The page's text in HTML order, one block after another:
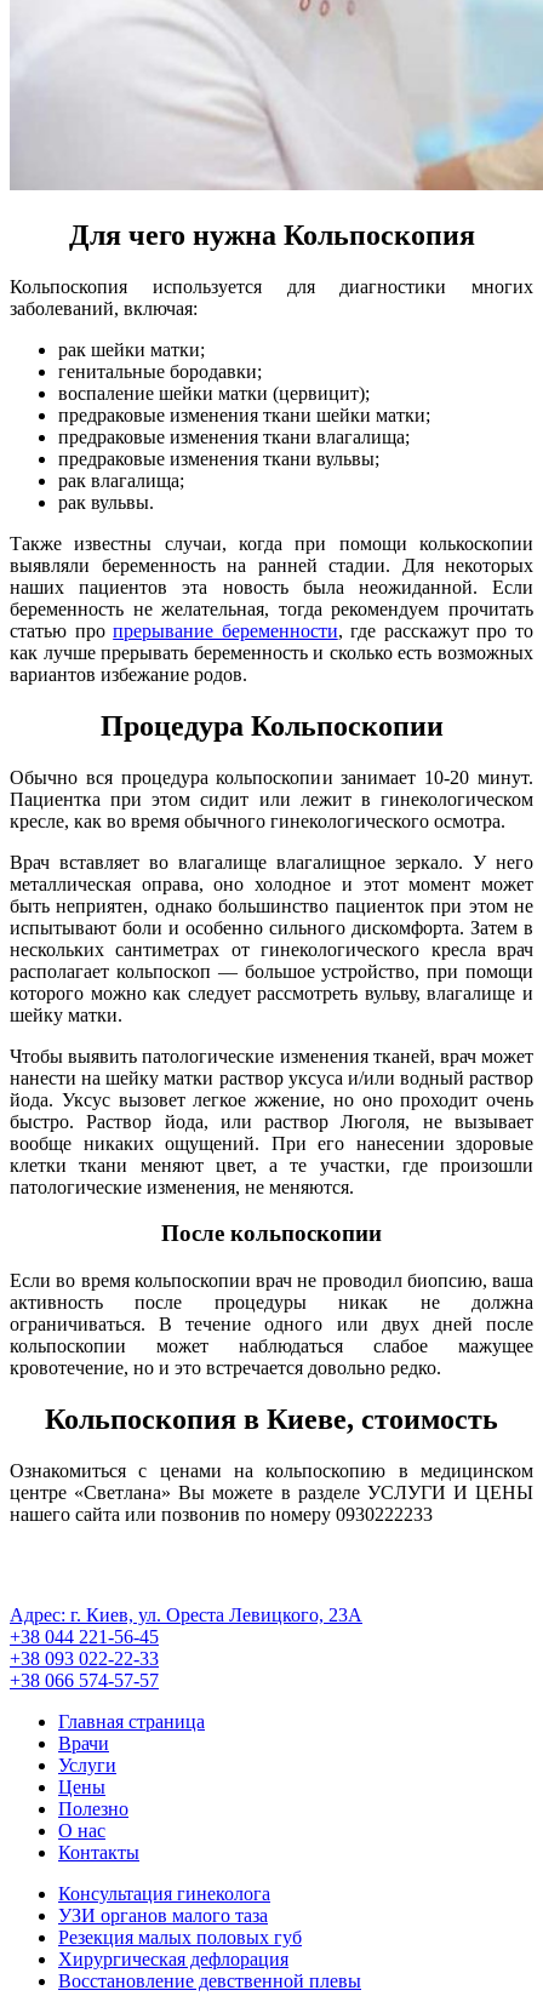
Для чего нужна Кольпоскопия
Кольпоскопия используется для диагностики многих
заболеваний, включая:
рак шейки матки;
генитальные бородавки;
воспаление шейки матки (цервицит);
предраковые изменения ткани шейки матки;
предраковые изменения ткани влагалища;
предраковые изменения ткани вульвы;
рак влагалища;
рак вульвы.
Также известны случаи, когда при помощи колькоскопии
выявляли беременность на ранней стадии. Для некоторых
наших пациентов эта новость была неожиданной. Если
беременность не желательная, тогда рекомендуем прочитать
статью пропрерывание беременности, где расскажут про то
как лучше прерывать беременность и сколько есть возможных
вариантов избежание родов.
Процедура Кольпоскопии
Обычно вся процедура кольпоскопии занимает 10-20 минут.
Пациентка при этом сидит или лежит в гинекологическом
кресле, как во время обычного гинекологического осмотра.
Врач вставляет во влагалище влагалищное зеркало. У него
металлическая оправа, оно холодное и этот момент может
быть неприятен, однако большинство пациенток при этом не
испытывают боли и особенно сильного дискомфорта. Затем в
нескольких сантиметрах от гинекологического кресла врач
располагает кольпоскоп — большое устройство, при помощи
которого можно как следует рассмотреть вульву, влагалище и
шейку матки.
Чтобы выявить патологические изменения тканей, врач может
нанести на шейку матки раствор уксуса и/или водный раствор
йода. Уксус вызовет легкое жжение, но оно проходит очень
быстро. Раствор йода, или раствор Люголя, не вызывает
вообще никаких ощущений. При его нанесении здоровые
клетки ткани меняют цвет, а те участки, где произошли
патологические изменения, не меняются.
После кольпоскопии
Если во время кольпоскопии врач не проводил биопсию, ваша
активность после процедуры никак не должна
ограничиваться. В течение одного или двух дней после
кольпоскопии может наблюдаться слабое мажущее
кровотечение, но и это встречается довольно редко.
Кольпоскопия в Киеве, стоимость
Ознакомиться с ценами на кольпоскопию в медицинском
центре «Светлана» Вы можете в разделе УСЛУГИ И ЦЕНЫ
нашего сайта или позвонив по номеру 0930222233
Адрес: г. Киев, ул. Ореста Левицкого, 23А
+38 044 221-56-45
+38 093 022-22-33
+38 066 574-57-57
Главная страница
Врачи
Услуги
Цены
Полезно
О нас
Контакты
Консультация гинеколога
УЗИ органов малого таза
Резекция малых половых губ
Хирургическая дефлорация
Восстановление девственной плевы